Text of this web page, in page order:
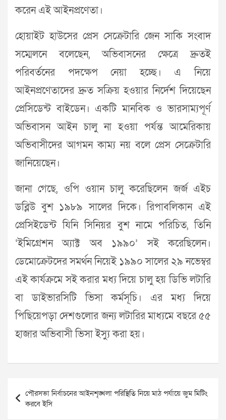
করেন এই আইনপ্রণেতা।
হোয়াইট হাউসের প্রেস সেক্রেটারি জেন সাকি সংবাদ
সম্মেলনে বলেছেন, অভিবাসনের ক্ষেত্রে দ্রুতই
পরিবর্তনের পদক্ষেপ নেয়া হচ্ছে। এ নিয়ে
আইনপ্রণেতাদের দ্রুত সক্রিয় হওয়ার নির্দেশ দিয়েছেন
প্রেসিডেন্ট বাইডেন। একটি মানবিক ও ভারসাম্যপূর্ণ
অভিবাসন আইন চালু না হওয়া পর্যন্ত আমেরিকায়
অভিবাসীদের আগমন কাম্য নয় বলে প্রেস সেক্রেটারি
জানিয়েছেন।
জানা গেছে, ওপি ওয়ান চালু করেছিলেন জর্জ এইচ
ডব্লিউ বুশ ১৯৮৯ সালের দিকে। রিপাবলিকান এই
প্রেসিইডেন্ট যিনি সিনিয়র বুশ নামে পরিচিত, তিনি
‘ইমিগ্রেশন অ্যাক্ট অব ১৯৯০’ সই করেছিলেন।
ডেমোক্রেটদের সমর্থন নিয়েই ১৯৯০ সালের ২৯ নভেম্বর
এই কার্যক্রমে সই করার মধ্য দিয়ে চালু হয় ডিভি লটারি
বা ডাইভারসিটি ভিসা কর্মসূচি। এর মধ্য দিয়ে
পিছিয়েপড়া দেশগুলোর জন্য লটারির মাধ্যমে বছরে ৫৫
হাজার অভিবাসী ভিসা ইস্যু করা হয়।
Post
navigation
পৌরসভা নির্বাচনের আইনশৃঙ্খলা পরিস্থিতি নিয়ে মাঠ পর্যায়ে জুম মিটিং
করবে ইসি